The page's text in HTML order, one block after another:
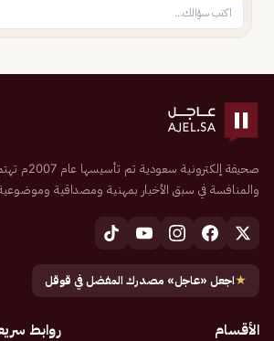
صحيفة
والمنافسة في سبق الأخبار بمهنية ومصداقية
★اجعل «عاجل» مصدرك المفضل في قوقل
الأقسام روابط